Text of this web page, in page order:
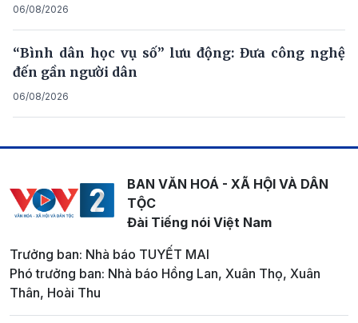
06/08/2026
“Bình dân học vụ số” lưu động: Đưa công nghệ
đến gần người dân
06/08/2026
BAN VĂN HOÁ - XÃ HỘI VÀ DÂN
TỘC
Đài Tiếng nói Việt Nam
Trưởng ban: Nhà báo TUYẾT MAI
Phó trưởng ban: Nhà báo Hồng Lan, Xuân Thọ, Xuân
Thân, Hoài Thu